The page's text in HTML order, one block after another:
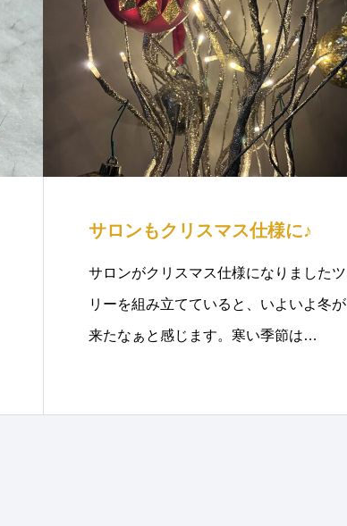
サロンもクリスマス仕様に♪
サロンがクリスマス仕様になりましたツ
リーを組み立てていると、いよいよ冬が
来たなぁと感じます。寒い季節は…